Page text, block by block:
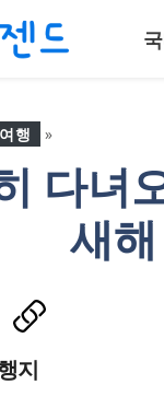
행 »
다”…
해 힐다녀
새
지